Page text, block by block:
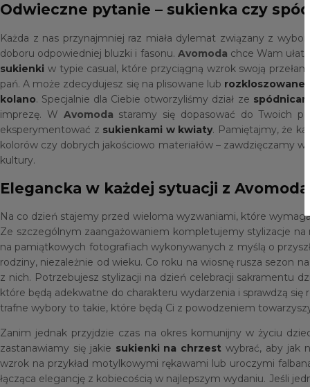
Odwieczne pytanie – sukienka czy
Każda z nas przynajmniej raz miała dylemat związany z
doboru odpowiedniej bluzki i fasonu. Avomoda chce Wam
sukienki w typie casual, które przyciągną wzrok swoją
pań. A może zdecydujesz się na plisowane lub rozkloszowane
kolano. Specjalnie dla Ciebie otworzyliśmy dział ze spódnicami
imprezę. W Avomoda staramy się dopasować do Twoich
eksperymentować z sukienkami w kwiaty. Pamiętajmy, że
kolorów czy dobrych jakościowo materiałów – zawdzięczamy
kultury.
Elegancka w każdej sytuacji z
Na co dzień stajemy przed wieloma wyzwaniami, które
Ze szczególnym zaangażowaniem kompletujemy stylizacje na
na pamiątkowych fotografiach wykonywanych z myślą o
rodziny, niezależnie od wieku. Co roku na wiosnę rusza sezon
z nich. Potrzebujesz stylizacji na dzień celebracji sakramentu
które będą adekwatne do charakteru wydarzenia i sprawdzą
trafne wybory to takie, które będą Ci z powodzeniem
Zanim jednak przyjdzie czas na okres komunijny w życiu
zastanawiamy się jakie sukienki na chrzest wybrać, aby jak
wzrok na przykład motylkowymi rękawami lub uroczymi
łącząca elegancję z kobiecością w najlepszym wydaniu. Jeśli